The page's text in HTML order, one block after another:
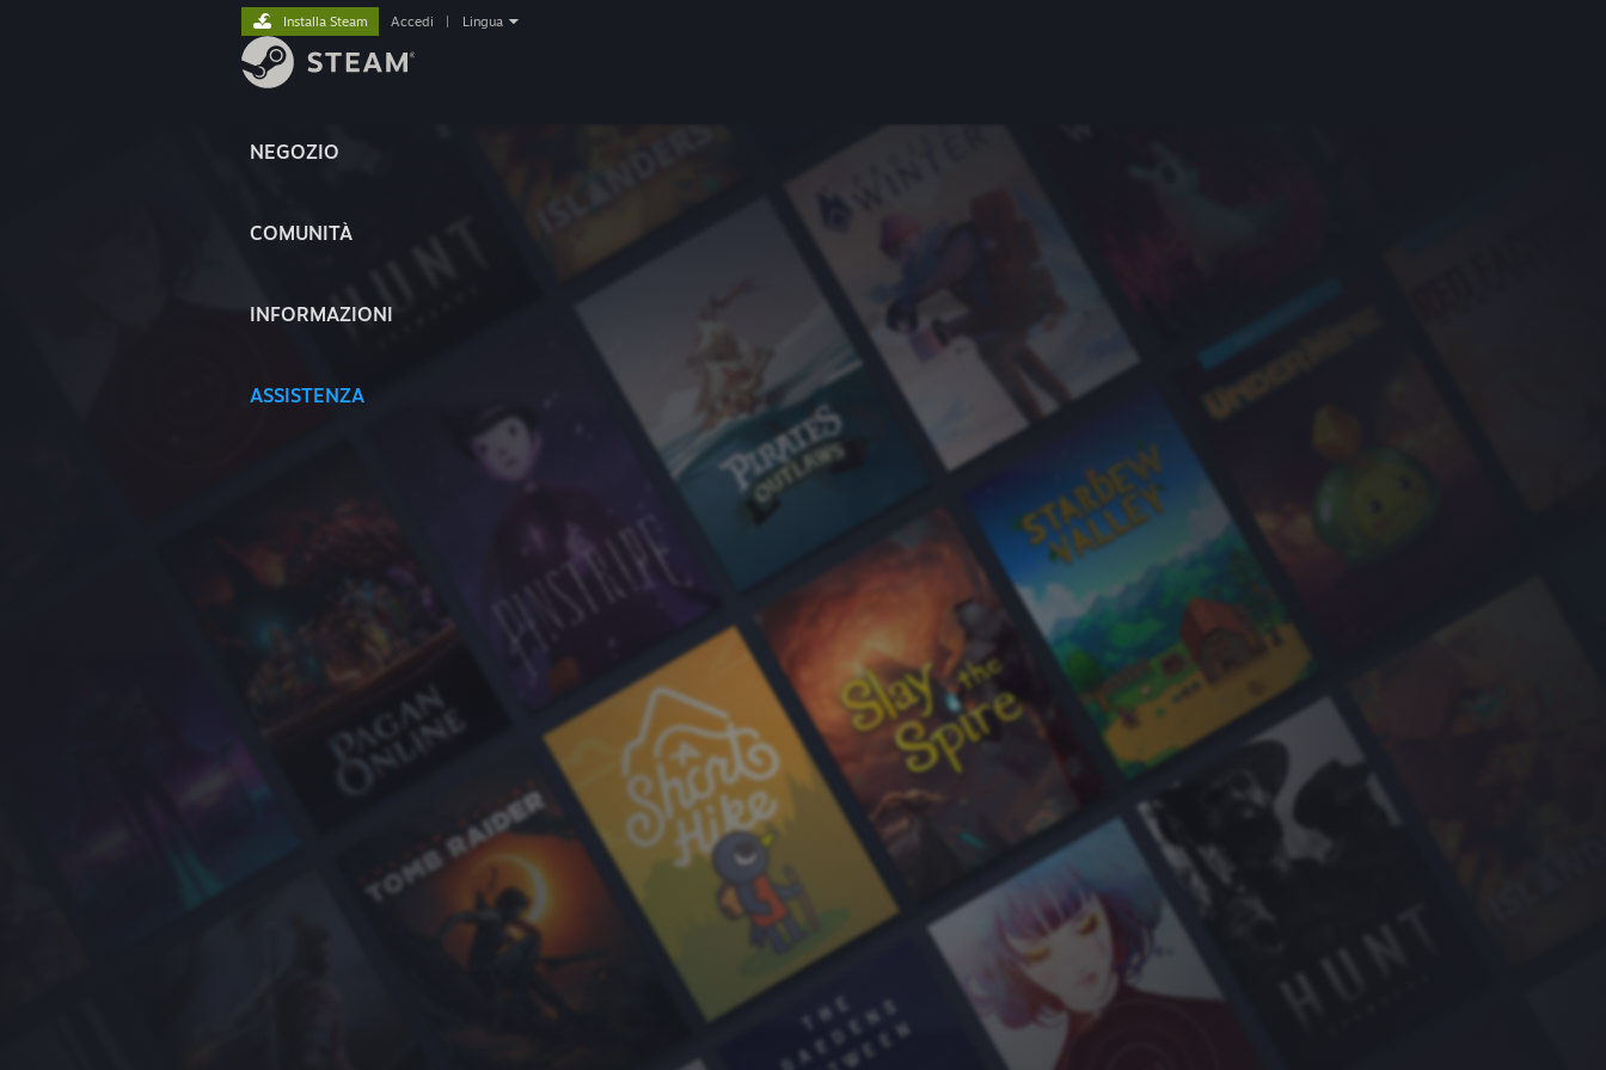
NEGOZIO
COMUNITÀ
INFORMAZIONI
ASSISTENZA
Installa Steam Accedi Lingua